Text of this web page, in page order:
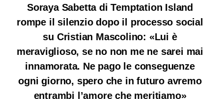
Soraya Sabetta di Temptation Island
rompe il silenzio dopo il processo social
su Cristian Mascolino: «Lui è
meraviglioso, se no non me ne sarei mai
innamorata. Ne pago le conseguenze
ogni giorno, spero che in futuro avremo
entrambi l’amore che meritiamo»